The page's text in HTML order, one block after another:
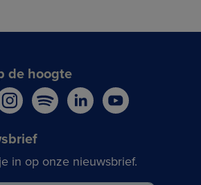
de hoogte
in op onze nieuwsbrief.